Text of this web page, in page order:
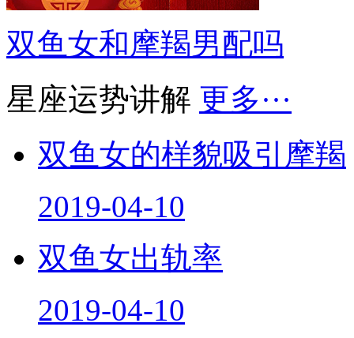
双鱼女和摩羯男配吗
星座运势讲解 更多···
双鱼女的样貌吸引摩羯
2019-04-10
双鱼女出轨率
2019-04-10